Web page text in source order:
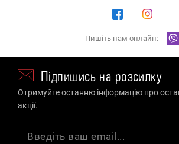
Пишіть нам онлайн:
Підпишись на розсилку
Отримуйте останню інформацію про
акції.